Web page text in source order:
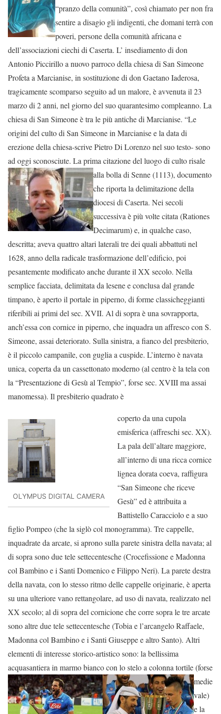
“pranzo della comunità”, così chiamato per non fra
sentire a disagio gli indigenti, che domani terrà con
poveri, persone della comunità africana e
dell’associazioni ciechi di Caserta. L’ insediamento di don
Antonio Piccirillo a nuovo parroco della chiesa di San Simeone
Profeta a Marcianise, in sostituzione di don Gaetano Iaderosa,
tragicamente scomparso seguito ad un malore, è avvenuta il 23
marzo di 2 anni, nel giorno del suo quarantesimo compleanno. La
chiesa di San Simeone è tra le più antiche di Marcianise. “Le
origini del culto di San Simeone in Marcianise e la data di
erezione della chiesa-scrive Pietro Di Lorenzo nel suo testo- sono
ad oggi sconosciute. La prima citazione del luogo di culto risale
alla bolla di Senne (1113), documento
che riporta la delimitazione della
diocesi di Caserta. Nei secoli
successiva è più volte citata (Rationes
Decimarum) e, in qualche caso,
descritta; aveva quattro altari laterali tre dei quali abbattuti nel
1628, anno della radicale trasformazione dell’edificio, poi
pesantemente modificato anche durante il XX secolo. Nella
semplice facciata, delimitata da lesene e conclusa dal grande
timpano, è aperto il portale in piperno, di forme classicheggianti
riferibili ai primi del sec. XVII. Al di sopra è una sovrapporta,
anch’essa con cornice in piperno, che inquadra un affresco con S.
Simeone, assai deteriorato. Sulla sinistra, a fianco del presbiterio,
è il piccolo campanile, con guglia a cuspide. L’interno è navata
unica, coperta da un cassettonato moderno (al centro è la tela con
la “Presentazione di Gesù al Tempio”, forse sec. XVIII ma assai
manomessa). Il presbiterio quadrato è
OLYMPUS DIGITAL CAMERA
coperto da una cupola
emisferica (affreschi sec. XX).
La pala dell’altare maggiore,
all’interno di una ricca cornice
lignea dorata coeva, raffigura
“San Simeone che riceve
Gesù” ed è attribuita a
Battistello Caracciolo e a suo
figlio Pompeo (che la siglò col monogramma). Tre cappelle,
inquadrate da arcate, si aprono sulla parete sinistra della navata; al
di sopra sono due tele settecentesche (Crocefissione e Madonna
col Bambino e i Santi Domenico e Filippo Neri). La parete destra
della navata, con lo stesso ritmo delle cappelle originarie, è aperta
su una ulteriore vano rettangolare, ad uso di navata, realizzato nel
XX secolo; al di sopra del cornicione che corre sopra le tre arcate
sono altre due tele settecentesche (Tobia e l’arcangelo Raffaele,
Madonna col Bambino e i Santi Giuseppe e altro Santo). Altri
elementi di interesse storico-artistico sono: la bellissima
acquasantiera in marmo bianco con lostelo a colonna tortile (forse
medie
vale)
e la